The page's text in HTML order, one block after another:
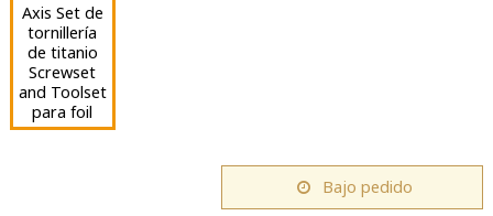
Axis Set de
tornillería
de titanio
Screwset
and Toolset
para foil
Bajo pedido